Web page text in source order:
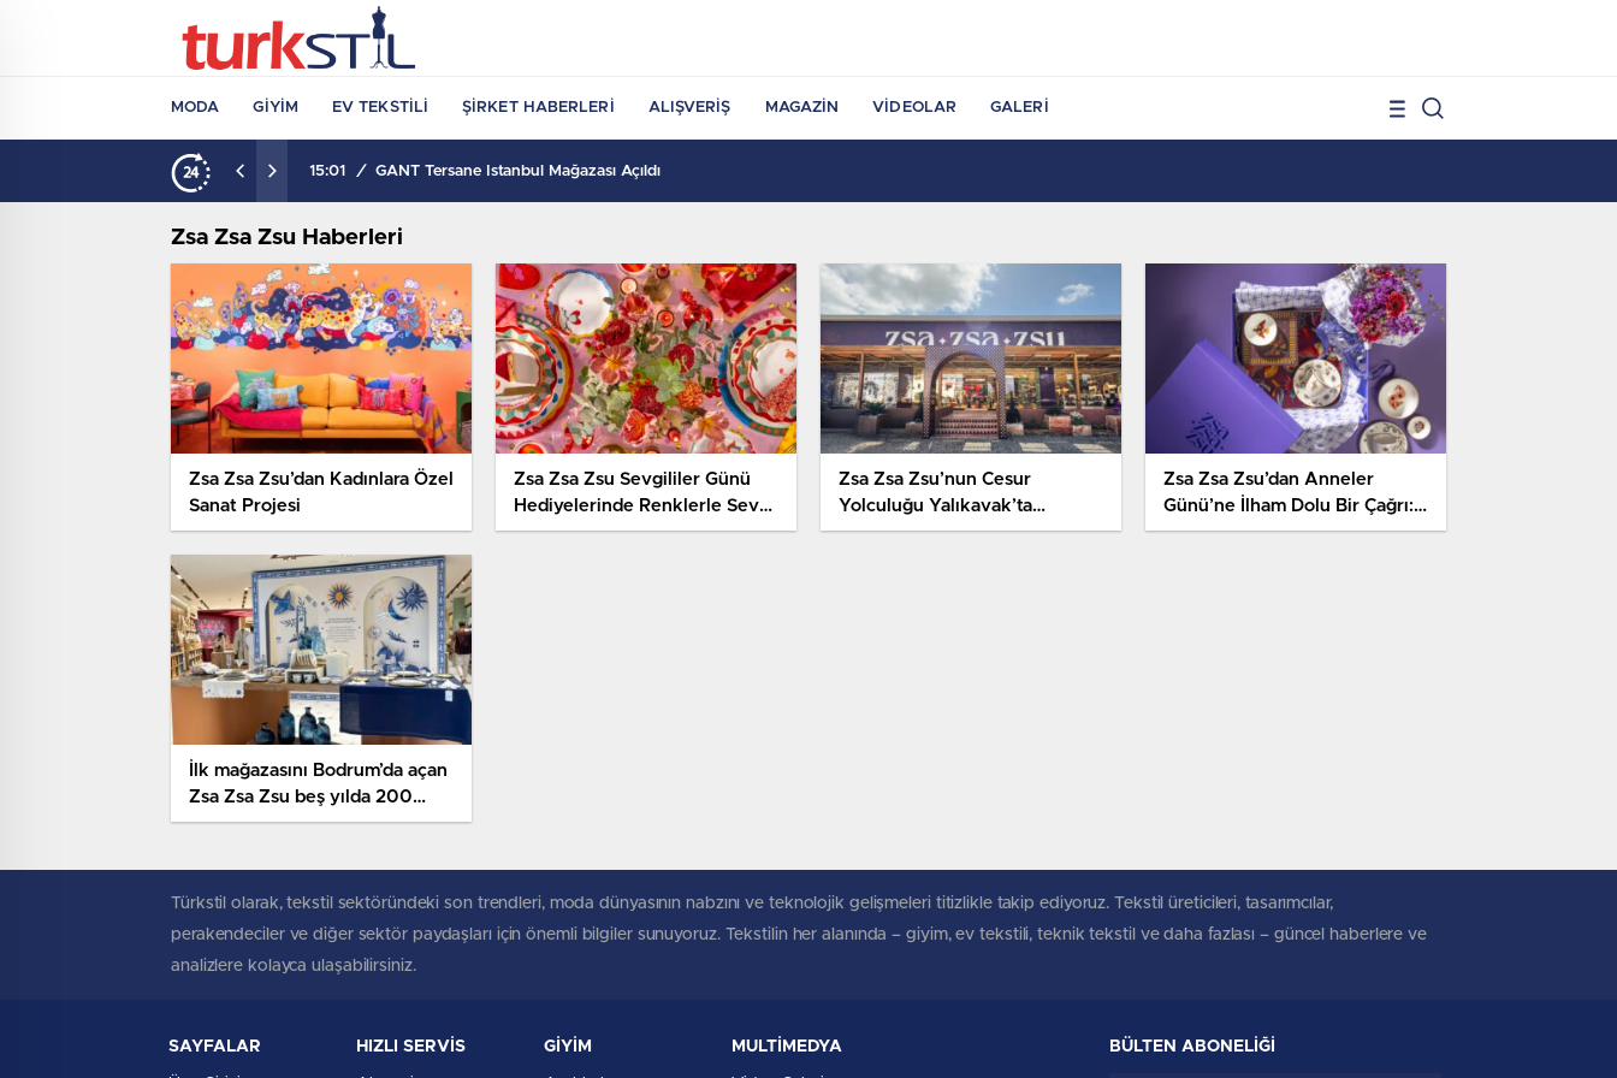
MODA GIYIM EV TEKSTILI ŞIRKET HABERLERI ALIŞVERIŞ MAGAZIN VIDEOLAR GALERI
15:01 / GANT Tersane İstanbul Mağazası Açıldı
Zsa Zsa Zsu Haberleri
Zsa Zsa Zsu’dan Kadınlara Özel
Sanat Projesi
Zsa Zsa Zsu Sevgililer Günü
Hediyelerinde Renklerle Sevgi
Anlatıyor
Zsa Zsa Zsu’nun Cesur
Yolculuğu Yalıkavak’ta
Büyüyor
Zsa Zsa Zsu’dan Anneler
Günü’ne İlham Dolu Bir Çağrı:
“Çiçek Aç!”
İlk mağazasını Bodrum’da açan
Zsa Zsa Zsu beş yılda 200
mağazaya ulaşmayı hedefliyor
Türkstil olarak, tekstil sektöründeki son trendleri, moda dünyasının nabzını ve teknolojik gelişmeleri titizlikle takip ediyoruz. Tekstil üreticileri, tasarımcılar,
perakendeciler ve diğer sektör paydaşları için önemli bilgiler sunuyoruz. Tekstilin her alanında – giyim, ev tekstili, teknik tekstil ve daha fazlası – güncel haberlere ve
analizlere kolayca ulaşabilirsiniz.
SAYFALAR HIZLI SERVİS GİYİM MULTİMEDYA BÜLTEN ABONELİĞİ